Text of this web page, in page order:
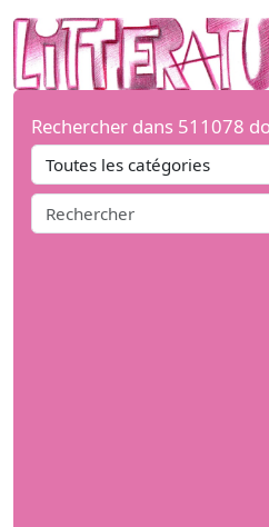
Rechercher dans 511078